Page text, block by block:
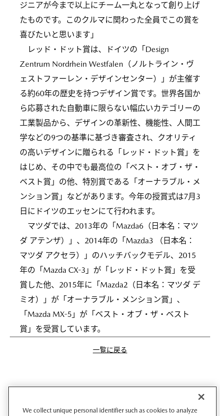
ジニアが今まで以上にチーム一丸となって創り上げ
たものです。このクルマに関わった全員でこの賞を
喜びたいと思います」
レッド・ドット賞は、ドイツの「Design
Zentrum Nordrhein Westfalen（ノルトライン・ヴ
ェストファーレン・デザインセンター）」が主催す
る約60年の歴史を持つデザイン賞です。世界各国か
ら応募された自動車に限らない幅広いカテゴリーの
工業製品から、デザインの革新性、機能性、人間工
学などの9つの基準に基づき審査され、クオリティ
の高いデザインに贈られる「レッド・ドット賞」を
はじめ、その中でも最高位の「ベスト・オブ・ザ・
ベスト賞」の他、特別賞である「オーナラブル・メ
ンション賞」などがあります。今年の授賞式は7月3
日にドイツのエッセンにて行われます。
マツダでは、2013年の「Mazda6（日本名：マツ
ダ アテンザ）」、2014年の「Mazda3 （日本名：
マツダ アクセラ）」のハッチバックモデル、2015
年の「Mazda CX-3」が「レッド・ドット賞」を受
賞した他、2015年に「Mazda2（日本名：マツダ デ
ミオ）」が「オーナラブル・メンション賞」、
「Mazda MX-5」が「ベスト・オブ・ザ・ベスト
賞」を受賞しています。
一覧に戻る
We collect unique personal identifier such as cookies to analyze